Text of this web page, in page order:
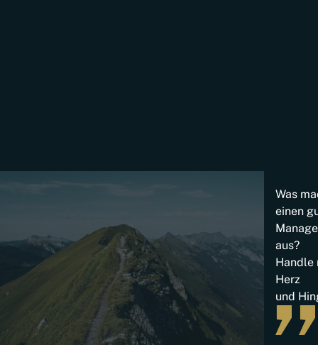
Was
einen
aus?
Handle
Herz
und